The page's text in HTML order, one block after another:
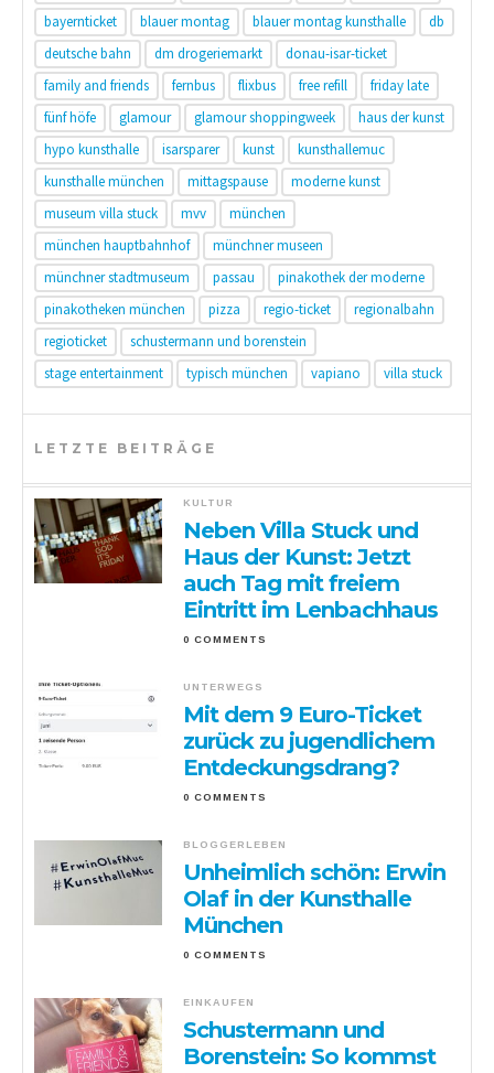
bayernticket
blauer montag blauer montag kunsthalle
db
deutsche bahn
dm drogeriemarkt
donau-isar-ticket
family and friends
fernbus flixbus free refill
friday late
fünf höfe
glamour glamour shoppingweek
haus der kunst
hypo kunsthalle
isarsparer kunst
kunsthallemuc
kunsthalle münchen
mittagspause
moderne kunst
museum villa stuck
mvv
münchen
münchen hauptbahnhof
münchner museen
münchner stadtmuseum
passau
pinakothek der moderne
pinakotheken münchen
pizza regio-ticket
regionalbahn
regioticket
schustermann und borenstein
stage entertainment
typisch münchen vapiano villa stuck
LETZTE BEITRÄGE
KULTUR
Neben Villa Stuck und
Haus der Kunst: Jetzt
auch Tag mit freiem
Eintritt im Lenbachhaus
0 COMMENTS
UNTERWEGS
Mit dem 9 Euro-Ticket
zurück zu jugendlichem
Entdeckungsdrang?
0 COMMENTS
BLOGGERLEBEN
Unheimlich schön: Erwin
Olaf in der Kunsthalle
München
0 COMMENTS
EINKAUFEN
Schustermann und
Borenstein: So kommst